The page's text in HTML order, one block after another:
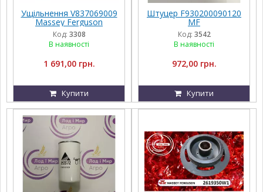
Ущільнення V837069009
Massey Ferguson
Код: 3308
В наявності
1 691,00 грн.
Купити
Штуцер F930200090120
MF
Код: 3542
В наявності
972,00 грн.
Купити